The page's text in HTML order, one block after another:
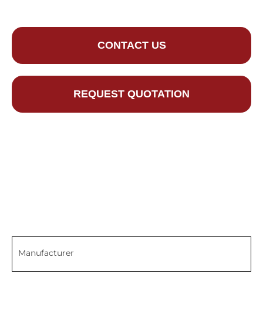
CONTACT US
REQUEST QUOTATION
Manufacturer